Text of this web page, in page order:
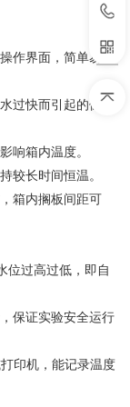
作界面，简单易
过快而引起的倒抽
响箱内温度。
较长时间恒温。
箱内搁板间距可
位过高过低，即自
保证实验安全运行
印机，能记录温度